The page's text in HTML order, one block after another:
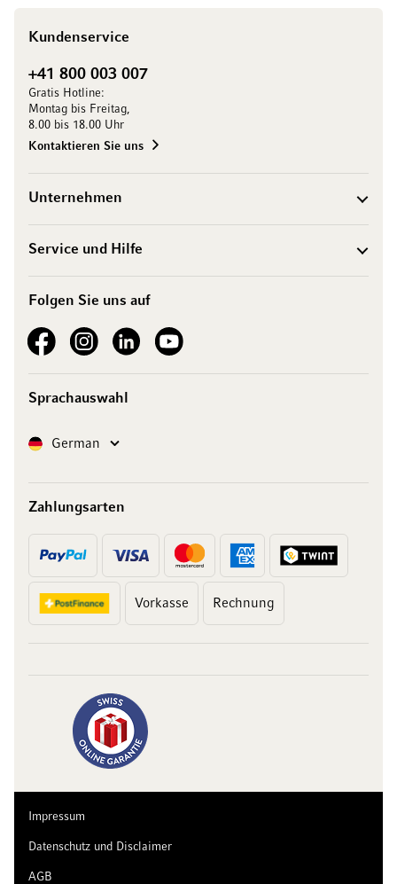
Kundenservice
+41 800 003 007
Gratis Hotline:
Montag bis Freitag,
8.00 bis 18.00 Uhr
Kontaktieren Sie uns
Unternehmen
Service und Hilfe
Folgen Sie uns auf
See our FacebookSee our Instagram account
See our LinkedInSee our YouTube channel
Sprachauswahl
SpracheGerman
Zahlungsarten
Vorkasse Rechnung
Impressum
Datenschutz und Disclaimer
AGB